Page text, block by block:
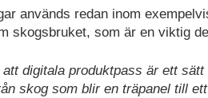
används redan inom
skogsbruket, som är en viktig
digitala produktpass är ett
skog som blir en träpanel till